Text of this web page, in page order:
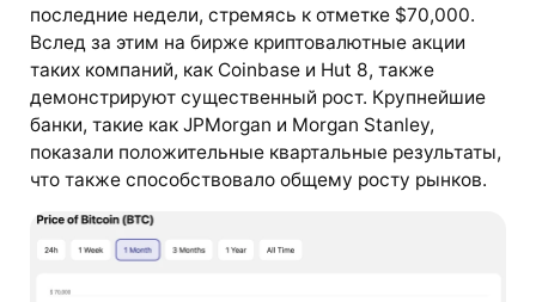
последние недели, стремясь к отметке $70,000.
Вслед за этим на бирже криптовалютные акции
таких компаний, как Coinbase и Hut 8, также
демонстрируют существенный рост. Крупнейшие
банки, такие как JPMorgan и Morgan Stanley,
показали положительные квартальные результаты,
что также способствовало общему росту рынков.